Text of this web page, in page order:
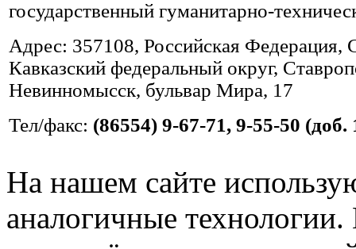
государственный гуманитарно-
Адрес: 357108, Российская Федерация,
Кавказский федеральный округ,
Невинномысск, бульвар Мира, 17
Тел/факс: (86554) 9-67-71, 9-55-50 (доб.
На нашем сайте
аналогичные